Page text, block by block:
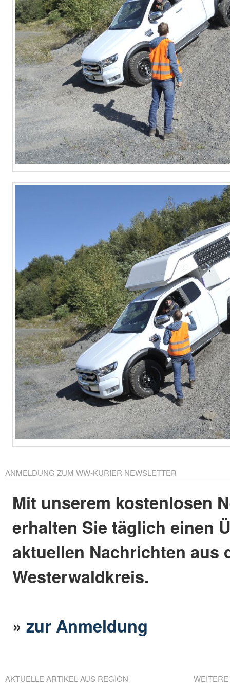
ANMELDUNG ZUM WW-KURIER NEWSLETTER
Mit unserem kostenlosen
erhalten Sie täglich einen
aktuellen Nachrichten aus
Westerwaldkreis.
»zur Anmeldung
AKTUELLE ARTIKEL AUS REGION